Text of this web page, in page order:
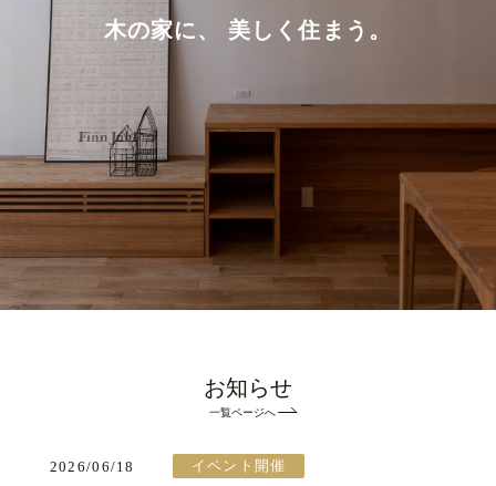
木の家に、 美しく住まう。
お知らせ
一覧ページへ
2026/06/18
イベント開催